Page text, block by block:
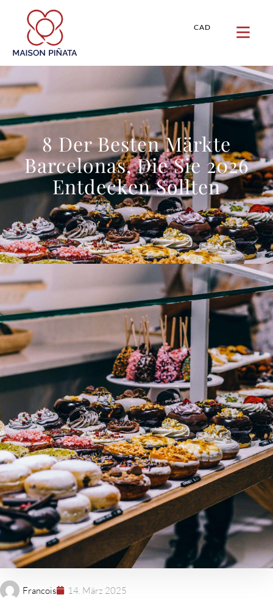
CAD
8 Der Besten Märkte
Barcelonas, Die Sie 2026
Entdecken Sollten
Francois 14. März 2025